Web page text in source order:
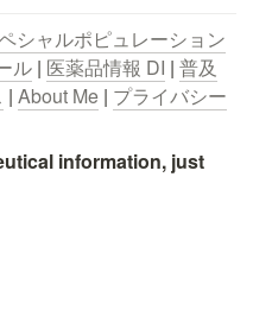
シャルポピュレーション
ル | 医薬品情報 DI | 普及
| About Me | プライバシー
information, just